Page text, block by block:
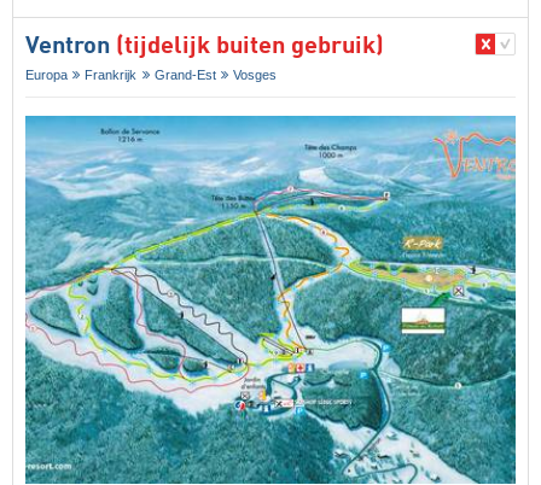
Ventron (tijdelijk buiten gebruik)
Europa Frankrijk Grand-Est Vosges